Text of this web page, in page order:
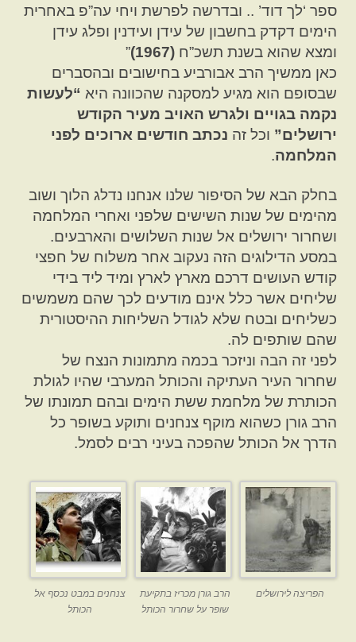
ספר ‘לך דוד’ .. ובדרשה לפרשת ויחי עה”פ באחרית
הימים דקדק בחשבון של עידן ועידנין ופלג עידן
ומצא שהוא בשנת תשכ”ח (1967)
”
כאן ממשיך הרב אבורביע בחישובים ובהסברים
שבסופם הוא מגיע למסקנה שהכוונה היא “לעשות
נקמה בגויים ולגרש האויב מעיר הקודש
ירושלים” וכל זה נכתב חודשים ארוכים לפני
המלחמה.
בחלק הבא של הסיפור שלנו אנחנו נדלג הלוך ושוב
מהימים של שנות השישים שלפני ואחרי המלחמה
ושחרור ירושלים אל שנות השלושים והארבעים.
במסע הדילוגים הזה נעקוב אחר משלוח של חפצי
קודש העושים דרכם מארץ לארץ ומיד ליד בידי
שליחים אשר כלל אינם מודעים לכך שהם משמשים
כשליחים ובטח שלא לגודל השליחות ההיסטורית
שהם שותפים לה.
לפני זה הבה וניזכר בכמה מתמונות הנצח של
שחרור העיר העתיקה והכותל המערבי שהיו לגולת
הכותרת של מלחמת ששת הימים ובהם תמונתו של
הרב גורן כשהוא מוקף צנחנים ותוקע בשופר כל
הדרך אל הכותל שהפכה בעיני רבים לסמל.
הפריצה לירושלים
הרב גורן מכריז בתקיעת
שופר על שחרור הכותל
צנחנים במבט נכסף אל
הכותל